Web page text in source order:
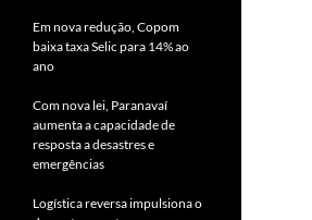
Em nova redução, Copom
baixa taxa Selic para 14% ao
ano
Com nova lei, Paranavaí
aumenta a capacidade de
resposta a desastres e
emergências
Logística reversa impulsiona o